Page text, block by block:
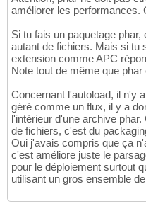
améliorer les performances.
Si tu fais un paquetage
autant de fichiers. Mais si tu
extension comme APC
Note tout de même que
Concernant l'autoload, il n'y
géré comme un flux, il y a
l'intérieur d'une archive
de fichiers, c'est du
Oui j'avais compris que ça
c'est améliore juste le
pour le déploiement surtout
utilisant un gros ensemble